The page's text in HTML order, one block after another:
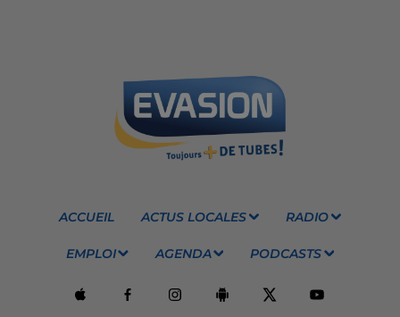
ACCUEIL ACTUS LOCALES RADIO
EMPLOI AGENDA PODCASTS